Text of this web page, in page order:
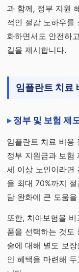
과 함께, 정부 지원
적인 절감 노하우를
화하면서도 안전하
길을 제시합니다.
임플란트 치료
정부 및 보험 제
임플란트 치료 비용
정부 지원금과 보험
세 이상 노인이라면
을 최대 70%까지
담 완화에 큰 도움을
또한, 치아보험을
품을 선택하는 것도
술에 대해 별도 보
인 혜택을 마련해